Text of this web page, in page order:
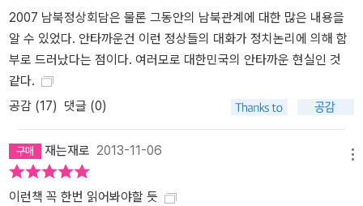
2007 남북정상회담은 물론 그동안의 남북관계에 대한 많은 내용을
알 수 있었다. 안타까운건 이런 정상들의 대화가 정치논리에 의해 함
부로 드러났다는 점이다. 여러모로 대한민국의 안타까운 현실인 것
같다.
공감 (17) 댓글 (0)
재는재로 2013-11-06
이런책 꼭 한번 읽어봐야할 듯